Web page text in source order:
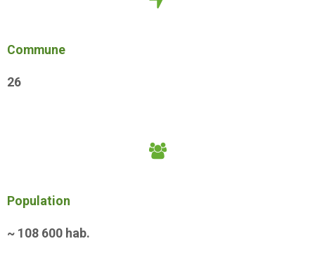
Commune
26
Population
~ 108 600 hab.